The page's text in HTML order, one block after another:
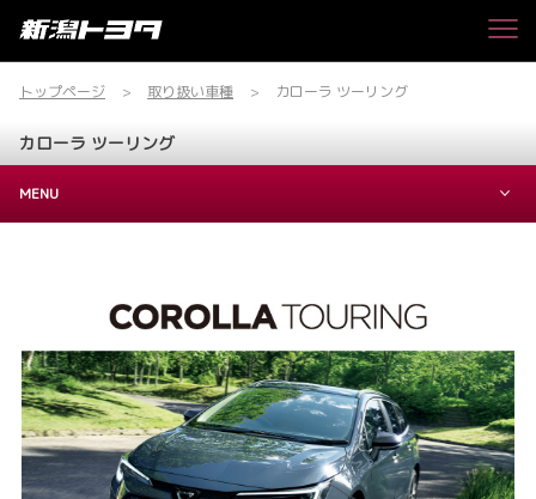
トップページ 取り扱い車種 カローラ ツーリング
カローラ ツーリング
MENU